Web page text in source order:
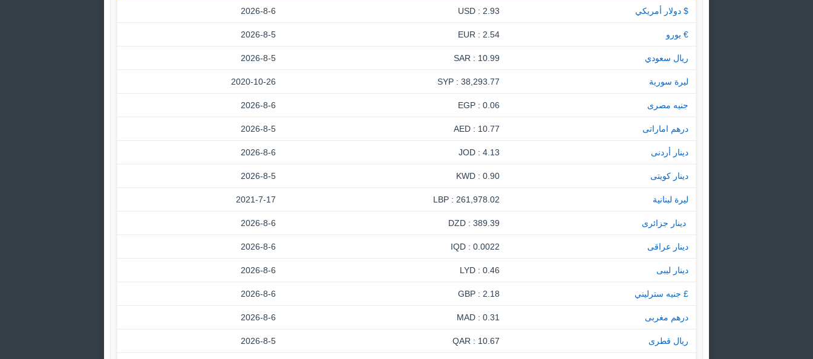
$ دولار أمريكي 2.93 : USD
2026-8-6
€ يورو 2.54 : EUR
2026-8-5
ريال سعودي 10.99 : SAR
2026-8-5
ليرة سورية 38,293.77 : SYP
2020-10-26
جنيه مصرى 0.06 : EGP
2026-8-6
درهم اماراتى 10.77 : AED
2026-8-5
دينار أردنى 4.13 : JOD
2026-8-6
دينار كويتى 0.90 : KWD
2026-8-5
ليرة لبنانية 261,978.02 : LBP
2021-7-17
‏ دينار جزائرى 389.39 : DZD
2026-8-6
دينار عراقى 0.0022 : IQD
2026-8-6
دينار ليبى 0.46 : LYD
2026-8-6
£ جنيه سترليني 2.18 : GBP
2026-8-6
درهم مغربى 0.31 : MAD
2026-8-6
ريال قطرى 10.67 : QAR
2026-8-5